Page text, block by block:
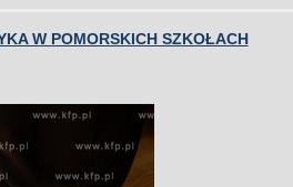
W POMORSKICH SZKOŁACH